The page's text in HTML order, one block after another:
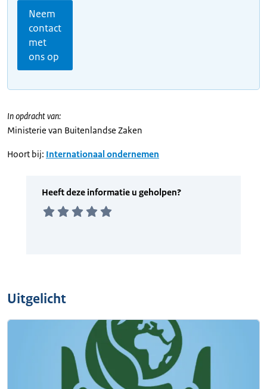
Neem
contact
met
ons op
In opdracht van:
Ministerie van Buitenlandse Zaken
Hoort bij: Internationaal ondernemen
Uitgelicht